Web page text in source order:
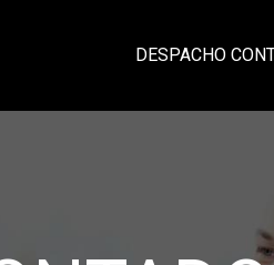
DESPACHO